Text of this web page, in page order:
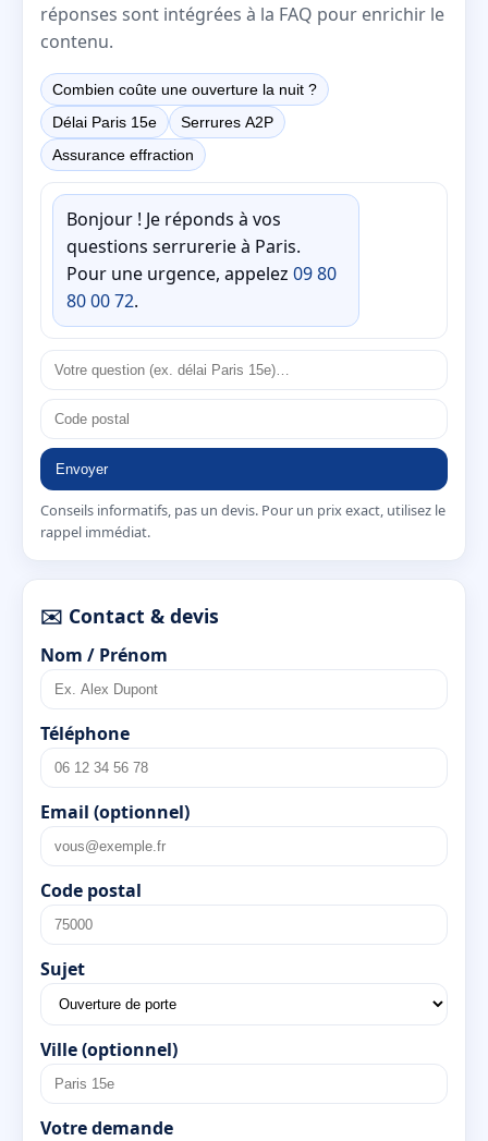
réponses sont intégrées à la FAQ pour enrichir le
contenu.
Combien coûte une ouverture la nuit ?
Délai Paris 15e
Serrures A2P
Assurance effraction
Bonjour ! Je réponds à vos
questions serrurerie à Paris.
Pour une urgence, appelez 09 80
80 00 72.
Envoyer
Conseils informatifs, pas un devis. Pour un prix exact, utilisez le
rappel immédiat.
✉️ Contact & devis
Nom / Prénom
Téléphone
Email (optionnel)
Code postal
Sujet
Ville (optionnel)
Votre demande